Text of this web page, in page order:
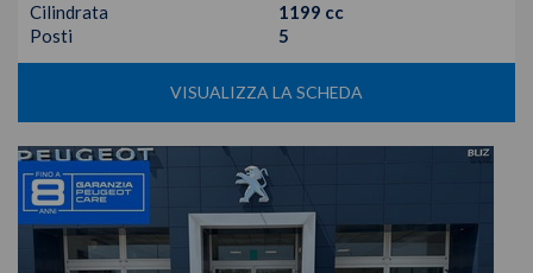
Cilindrata
1199 cc
Posti
5
VISUALIZZA LA SCHEDA